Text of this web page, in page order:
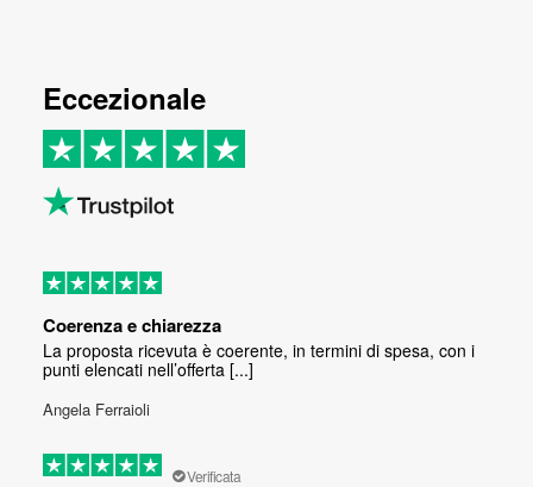
Eccezionale
Coerenza e chiarezza
La proposta ricevuta è coerente, in termini di spesa, con i
punti elencati nell’offerta [...]
Angela Ferraioli
Verificata